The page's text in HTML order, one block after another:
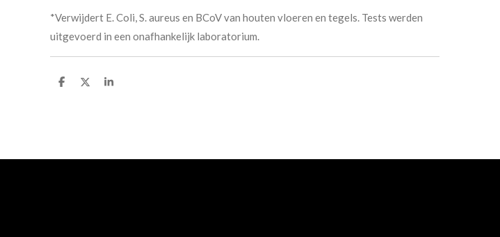
*Verwijdert E. Coli, S. aureus en BCoV van houten vloeren en tegels. Tests werden
uitgevoerd in een onafhankelijk laboratorium.
D
D
S